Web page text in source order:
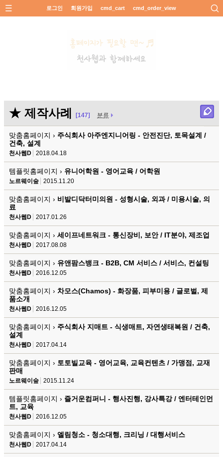
로그인 회원가입 cmd_cart cmd_order_view
★ 제작사례 [147] 분류
맞춤홈페이지 › 주식회사 아주엔지니어링 - 안전진단, 토목설계 /
건축, 설계
천사웹D 2018.04.18
템플릿홈페이지 › 유니어학원 - 영어교육 / 어학원
노르웨이숲 2015.11.20
맞춤홈페이지 › 비발디닥터미의원 - 성형시술, 외과 / 미용시술, 의
료
천사웹D 2017.01.26
맞춤홈페이지 › 세이프네트워크 - 통신장비, 보안 / IT분야, 제조업
천사웹D 2017.08.08
맞춤홈페이지 › 유앤팜스뱅크 - B2B, CM 서비스 / 서비스, 컨설팅
천사웹D 2016.12.05
맞춤홈페이지 › 차모스(Chamos) - 화장품, 피부미용 / 글로벌, 제
품소개
천사웹D 2016.12.05
맞춤홈페이지 › 주식회사 지매트 - 식생매트, 자연생태복원 / 건축,
설계
천사웹D 2017.04.14
맞춤홈페이지 › 토토빌교육 - 영어교육, 교육컨텐츠 / 가맹점, 교재
판매
노르웨이숲 2015.11.24
템플릿홈페이지 › 즐거운컴퍼니 - 행사진행, 강사특강 / 엔터테인먼
트, 교육
천사웹D 2016.12.05
맞춤홈페이지 › 엘림청소 - 청소대행, 크리닝 / 대행서비스
천사웹D 2017.04.14